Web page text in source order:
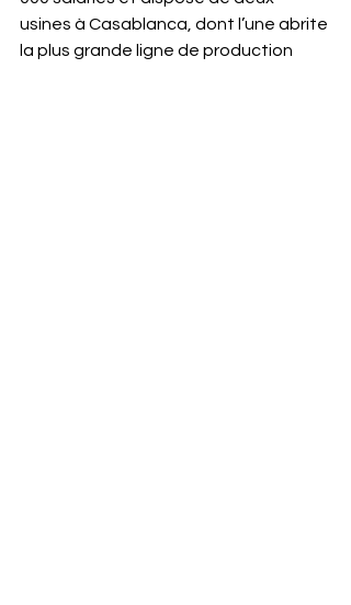
usines à Casablanca, dont l’une abrite
la plus grande ligne de production